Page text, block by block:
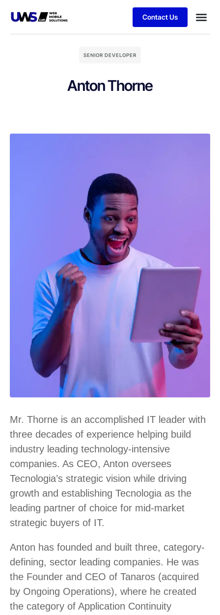
Contact Us
SENIOR DEVELOPER
Anton Thorne
Mr. Thorne is an accomplished IT leader with
three decades of experience helping build
industry leading technology-intensive
companies. As CEO, Anton oversees
Tecnologia’s strategic vision while driving
growth and establishing Tecnologia as the
leading partner of choice for mid-market
strategic buyers of IT.
Anton has founded and built three, category-
defining, sector leading companies. He was
the Founder and CEO of Tanaros (acquired
by Ongoing Operations), where he created
the category of Application Continuity